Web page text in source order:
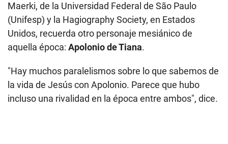
Maerki, de la Universidad Federal de São Paulo
(Unifesp) y la Hagiography Society, en Estados
Unidos, recuerda otro personaje mesiánico de
aquella época: Apolonio de Tiana.
"Hay muchos paralelismos sobre lo que sabemos de
la vida de Jesús con Apolonio. Parece que hubo
incluso una rivalidad en la época entre ambos", dice.